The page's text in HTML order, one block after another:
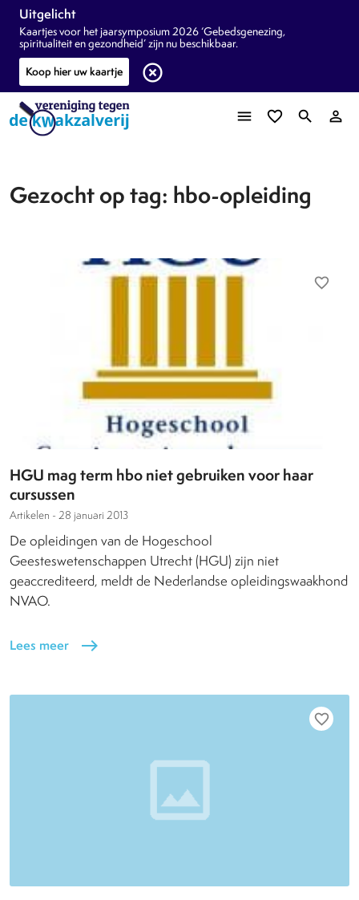
Uitgelicht
Kaartjes voor het jaarsymposium 2026 ‘Gebedsgenezing,
spiritualiteit en gezondheid’ zijn nu beschikbaar.
Koop hier uw kaartje
highlight_off
menu favorite_border search person_outline
Gezocht op tag: hbo-opleiding
favorite_border
HGU mag term hbo niet gebruiken voor haar
cursussen
Artikelen - 28 januari 2013
De opleidingen van de Hogeschool
Geesteswetenschappen Utrecht (HGU) zijn niet
geaccrediteerd, meldt de Nederlandse opleidingswaakhond
NVAO.
Lees meer east
favorite_border